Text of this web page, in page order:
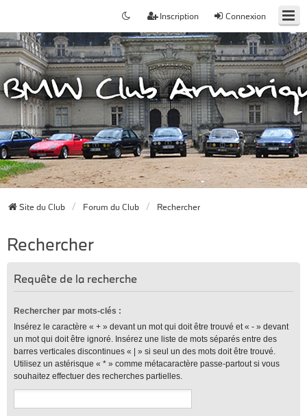
Connexion
Inscription
Site du Club Forum du Club Rechercher
Rechercher
Requête de la recherche
Rechercher par mots-clés :
Insérez le caractère « + » devant un mot qui doit être trouvé et « - » devant
un mot qui doit être ignoré. Insérez une liste de mots séparés entre des
barres verticales discontinues « | » si seul un des mots doit être trouvé.
Utilisez un astérisque « * » comme métacaractère passe-partout si vous
souhaitez effectuer des recherches partielles.